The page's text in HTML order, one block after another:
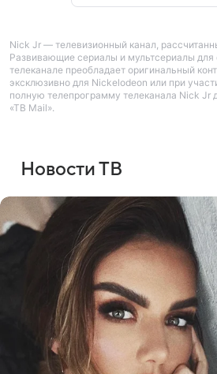
Nick Jr — телевизионный канал,
Развивающие сериалы и мультсериалы
телеканале преобладает оригинальный
эксклюзивно для Nickelodeon или при
полную телепрограмму телеканала Nick Jr
«ТВ Mail».
Новости ТВ